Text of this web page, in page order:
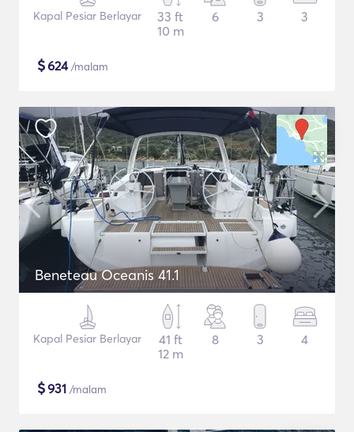
Kapal Pesiar Berlayar
33 ft
10 m
6 3 3
$624/malam
Beneteau Oceanis 41.1
Kapal Pesiar Berlayar
41 ft
12 m
8 3 4
$931 /malam